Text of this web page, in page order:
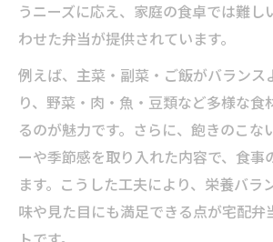
うニーズに応え、家庭の食卓では難し
わせた弁当が提供されています。
例えば、主菜・副菜・ご飯がバランス
り、野菜・肉・魚・豆類など多様な食
るのが魅力です。さらに、飽きのこな
ーや季節感を取り入れた内容で、食事
ます。こうした工夫により、栄養バラ
味や見た目にも満足できる点が宅配弁